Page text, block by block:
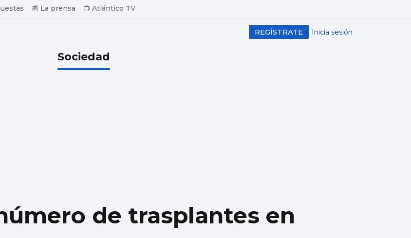
📰 La prensa 📺 Atlántico TV
Inicia sesión
REGÍSTRATE
Sociedad
de trasplantes en